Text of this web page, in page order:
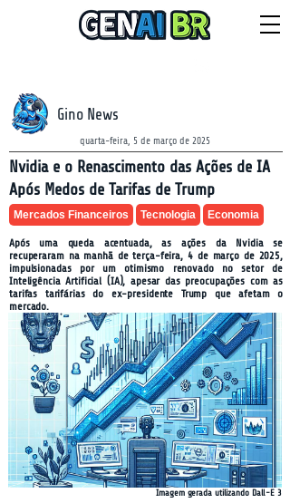
Gino News
quarta-feira, 5 de março de 2025
Nvidia e o Renascimento das Ações de IA
Após Medos de Tarifas de Trump
Mercados Financeiros Tecnologia Economia
Após uma queda acentuada, as ações da Nvidia se
recuperaram na manhã de terça-feira, 4 de março de 2025,
impulsionadas por um otimismo renovado no setor de
Inteligência Artificial (IA), apesar das preocupações com as
tarifas tarifárias do ex-presidente Trump que afetam o
mercado.
Imagem gerada utilizando Dall-E 3